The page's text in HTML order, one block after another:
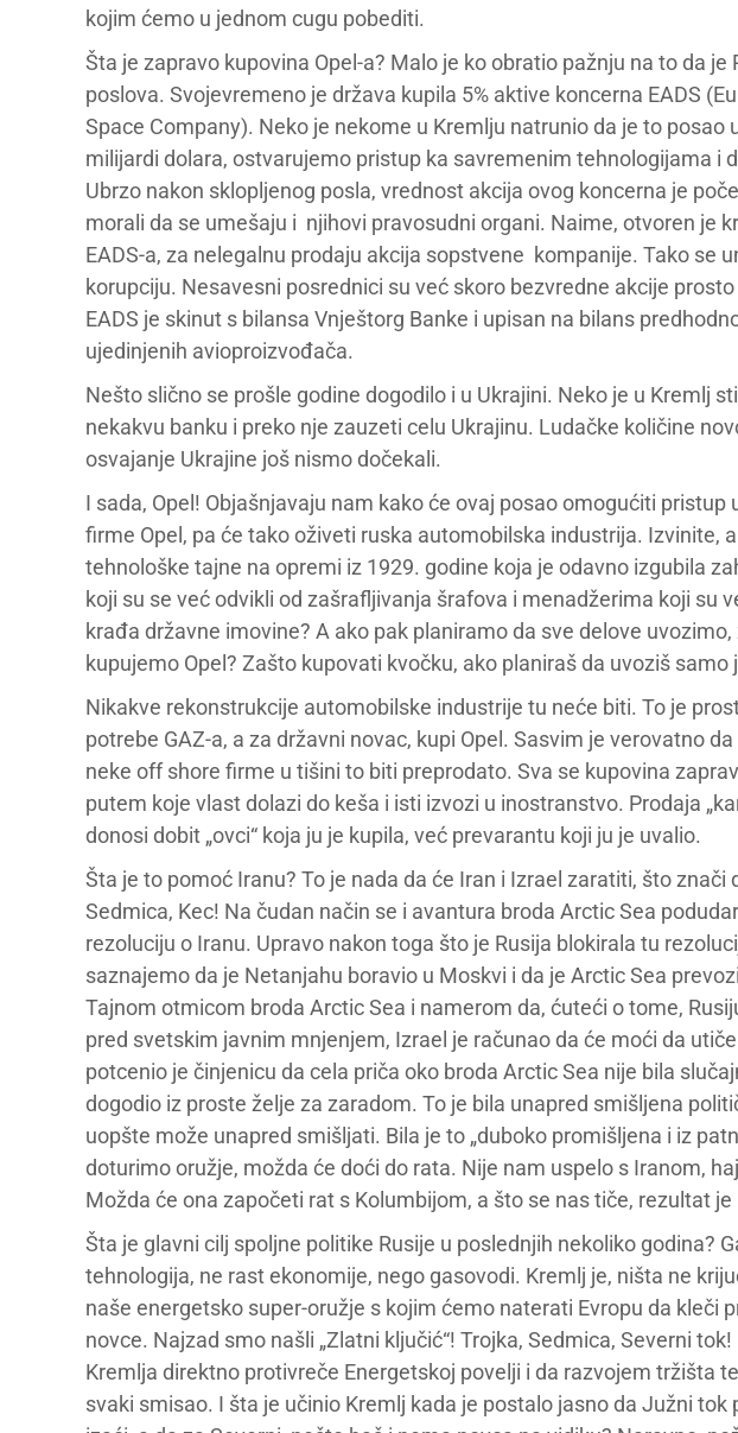
kojim ćemo u jednom cugu pobediti.
Šta je zapravo kupovina Opel-a? Malo je ko obratio pažnju na to da
poslova. Svojevremeno je država kupila 5% aktive koncerna EADS
Space Company). Neko je nekome u Kremlju natrunio da je to posao
milijardi dolara, ostvarujemo pristup ka savremenim tehnologijama i
Ubrzo nakon sklopljenog posla, vrednost akcija ovog koncerna je
morali da se umešaju i njihovi pravosudni organi. Naime, otvoren je
EADS-a, za nelegalnu prodaju akcija sopstvene kompanije. Tako se
korupciju. Nesavesni posrednici su već skoro bezvredne akcije
EADS je skinut s bilansa Vnještorg Banke i upisan na bilans
ujedinjenih avioproizvođača.
Nešto slično se prošle godine dogodilo i u Ukrajini. Neko je u Kremlj
nekakvu banku i preko nje zauzeti celu Ukrajinu. Ludačke količine
osvajanje Ukrajine još nismo dočekali.
I sada, Opel! Objašnjavaju nam kako će ovaj posao omogućiti
firme Opel, pa će tako oživeti ruska automobilska industrija. Izvinite,
tehnološke tajne na opremi iz 1929. godine koja je odavno izgubila
koji su se već odvikli od zašrafljivanja šrafova i menadžerima koji su
krađa državne imovine? A ako pak planiramo da sve delove
kupujemo Opel? Zašto kupovati kvočku, ako planiraš da uvoziš samo
Nikakve rekonstrukcije automobilske industrije tu neće biti. To je
potrebe GAZ-a, a za državni novac, kupi Opel. Sasvim je verovatno
neke off shore firme u tišini to biti preprodato. Sva se kupovina
putem koje vlast dolazi do keša i isti izvozi u inostranstvo. Prodaja
donosi dobit „ovci“ koja ju je kupila, već prevarantu koji ju je uvalio.
Šta je to pomoć Iranu? To je nada da će Iran i Izrael zaratiti, što znači
Sedmica, Kec! Na čudan način se i avantura broda Arctic Sea
rezoluciju o Iranu. Upravo nakon toga što je Rusija blokirala tu
saznajemo da je Netanjahu boravio u Moskvi i da je Arctic Sea
Tajnom otmicom broda Arctic Sea i namerom da, ćuteći o tome,
pred svetskim javnim mnjenjem, Izrael je računao da će moći da
potcenio je činjenicu da cela priča oko broda Arctic Sea nije bila
dogodio iz proste želje za zaradom. To je bila unapred smišljena
uopšte može unapred smišljati. Bila je to „duboko promišljena i iz
doturimo oružje, možda će doći do rata. Nije nam uspelo s Iranom,
Možda će ona započeti rat s Kolumbijom, a što se nas tiče, rezultat je
Šta je glavni cilj spoljne politike Rusije u poslednjih nekoliko godina?
tehnologija, ne rast ekonomije, nego gasovodi. Kremlj je, ništa ne
naše energetsko super-oružje s kojim ćemo naterati Evropu da kleči
novce. Najzad smo našli „Zlatni ključić“! Trojka, Sedmica, Severni
Kremlja direktno protivreče Energetskoj povelji i da razvojem tržišta
svaki smisao. I šta je učinio Kremlj kada je postalo jasno da Južni tok